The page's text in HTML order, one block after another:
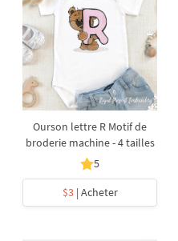
Ourson lettre R Motif de
broderie machine - 4 tailles
5
$3| Acheter